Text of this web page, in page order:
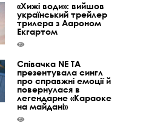
«Хижі води»: вийшов
український трейлер
трилера з Аароном
Екгартом
Співачка NE TA
презентувала сингл
про справжні емоції й
повернулася в
легендарне «Караоке
на майдані»